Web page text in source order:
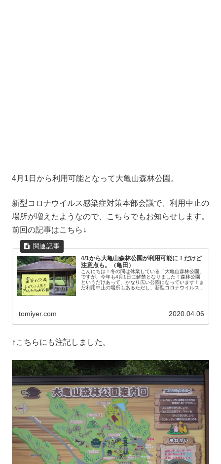
4月1日から利用可能となって大亀山森林公園。
新型コロナウイルス感染症対策本部会議で、利用中止の
場所が増えたようなので、こちらでもお知らせします。
前回の記事はこちら↓
4/1から大亀山森林公園が利用可能に！だけど
注意点も。（亀田）
こんにちは！冬の間は休業している「大亀山森林公園」
ですが、今年も4月1日に解禁となりました！森林公園
というだけあって、かなり広い公園になっています！ま
だ利用中止の場所もあるただし、新型コロナウイルス...
tomiyer.com 2020.04.06
↑こちらにも注記しました。